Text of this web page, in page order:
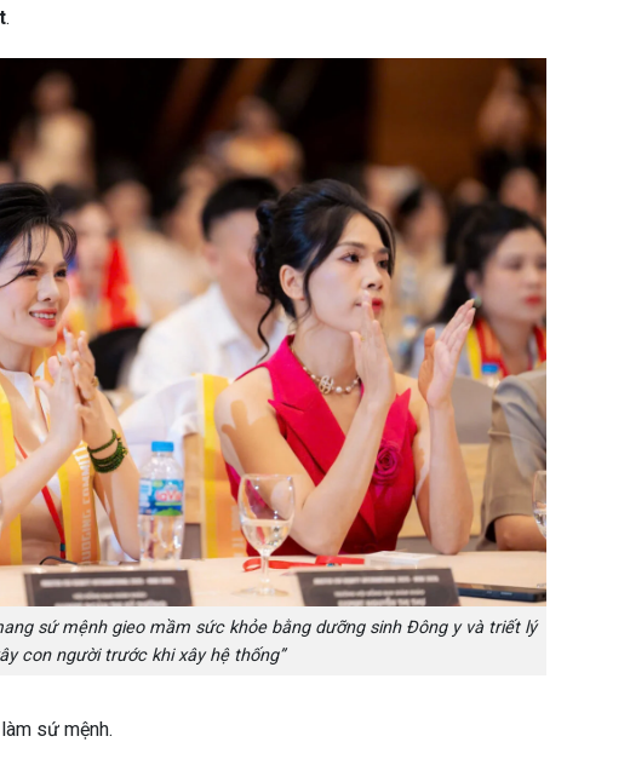
.
sứ mệnh gieo mầm sức khỏe bằng dưỡng sinh Đông y và triết lý
con người trước khi xây hệ thống”
sứ mệnh.